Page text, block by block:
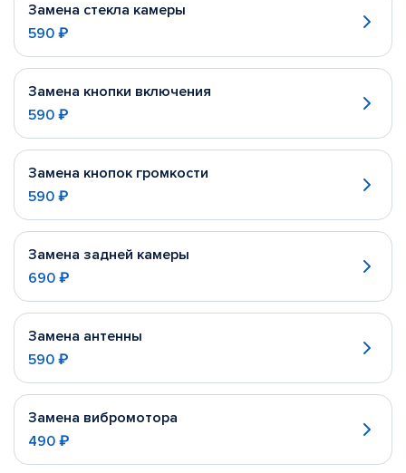
Замена стекла камеры
590 ₽
Замена кнопки включения
590 ₽
Замена кнопок громкости
590 ₽
Замена задней камеры
690 ₽
Замена антенны
590 ₽
Замена вибромотора
490 ₽